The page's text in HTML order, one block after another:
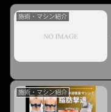
施術・マシン紹介
施術・マシン紹介